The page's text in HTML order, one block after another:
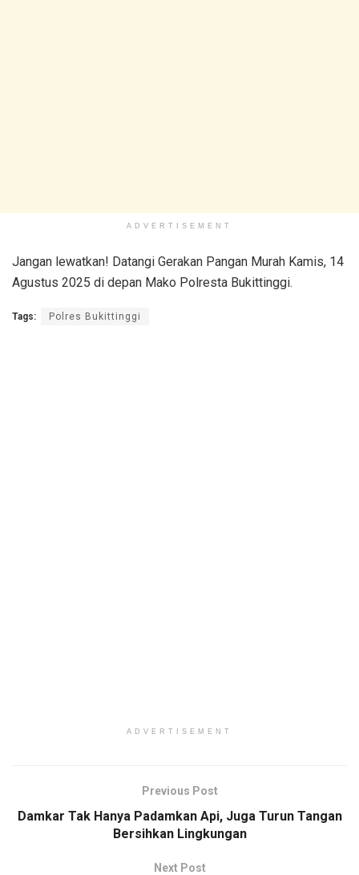
ADVERTISEMENT
Jangan lewatkan! Datangi Gerakan Pangan Murah Kamis, 14
Agustus 2025 di depan Mako Polresta Bukittinggi.
Tags: Polres Bukittinggi
ADVERTISEMENT
Previous Post
Damkar Tak Hanya Padamkan Api, Juga Turun Tangan
Bersihkan Lingkungan
Next Post